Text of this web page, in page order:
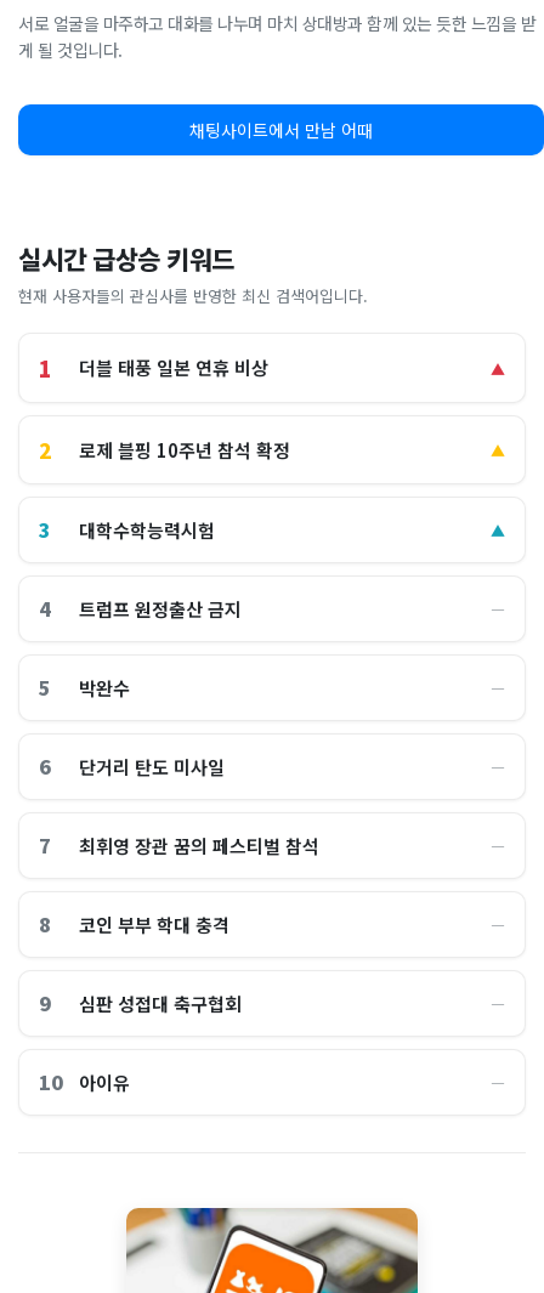
서로 얼굴을 마주하고 대화를 나누며 마치 상대방과 함께 있는 듯한 느낌을 받
게 될 것입니다.
채팅사이트에서 만남 어때
실시간 급상승 키워드
현재 사용자들의 관심사를 반영한 최신 검색어입니다.
1 더블 태풍 일본 연휴 비상 ▲
2 로제 블핑 10주년 참석 확정 ▲
3 대학수학능력시험 ▲
4 트럼프 원정출산 금지 ―
5 박완수 ―
6 단거리 탄도 미사일 ―
7 최휘영 장관 꿈의 페스티벌 참석 ―
8 코인 부부 학대 충격 ―
9 심판 성접대 축구협회 ―
10 아이유 ―